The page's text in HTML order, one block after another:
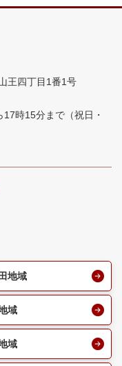
王四丁目1番1号
17時15分まで （祝日・
地域
域
域